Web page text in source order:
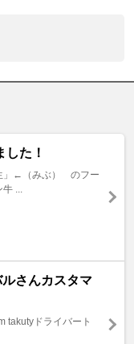
した！
」←（みぶ） のフー
牛 ...
さんカスタマ
takutyドライバート